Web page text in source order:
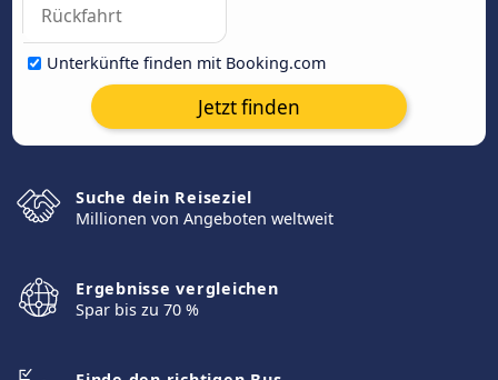
Unterkünfte finden mit Booking.com
Jetzt finden
Suche dein Reiseziel
Millionen von Angeboten weltweit
Ergebnisse vergleichen
Spar bis zu 70 %